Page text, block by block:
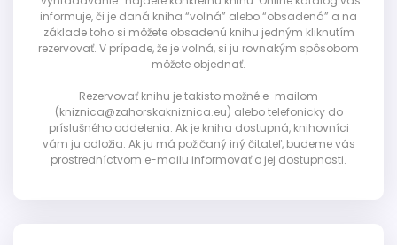
informuje, či je daná kniha “voľná” alebo “obsadená” a na
základe toho si môžete obsadenú knihu jedným kliknutím
rezervovať. V prípade, že je voľná, si ju rovnakým spôsobom
môžete objednať.
Rezervovať knihu je takisto možné e-mailom
(kniznica@zahorskakniznica.eu) alebo telefonicky do
príslušného oddelenia. Ak je kniha dostupná, knihovníci
vám ju odložia. Ak ju má požičaný iný čitateľ, budeme vás
prostredníctvom e-mailu informovať o jej dostupnosti.